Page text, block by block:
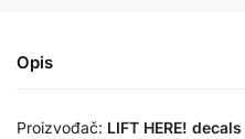
Opis
Proizvođač: LIFT HERE!